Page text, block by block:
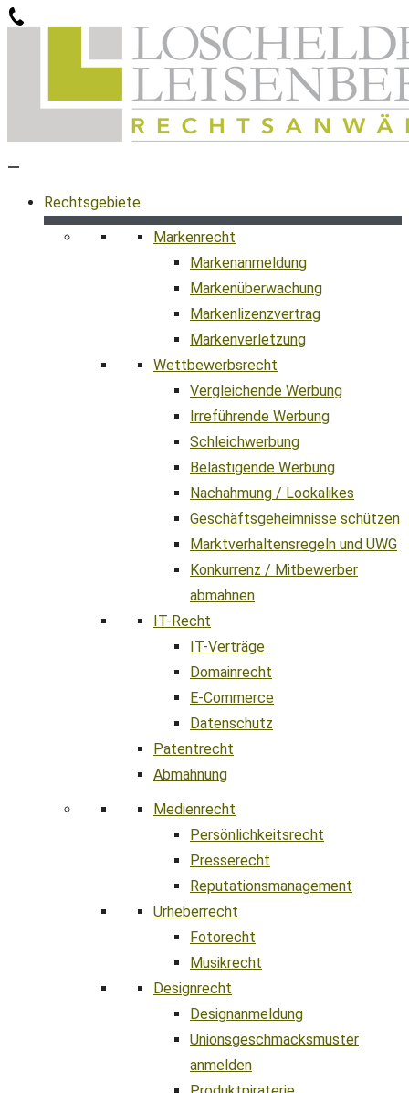
Zum
Rechtsgebiete
Markenrecht
Markenanmeldung
Markenüberwachung
Markenlizenzvertrag
Markenverletzung
Wettbewerbsrecht
Vergleichende Werbung
Irreführende Werbung
Schleichwerbung
Belästigende Werbung
Nachahmung / Lookalikes
Geschäftsgeheimnisse schützen
Marktverhaltensregeln und UWG
Konkurrenz / Mitbewerber
abmahnen
IT-Recht
IT-Verträge
Domainrecht
E-Commerce
Datenschutz
Patentrecht
Abmahnung
Medienrecht
Persönlichkeitsrecht
Presserecht
Reputationsmanagement
Urheberrecht
Fotorecht
Musikrecht
Designrecht
Designanmeldung
Unionsgeschmacksmuster
anmelden